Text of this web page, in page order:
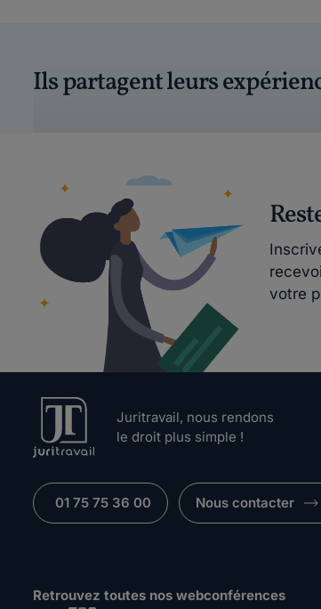
Ils partagent leurs
votre
Juritravail, nous rendons
le droit plus simple !
01 75 75 36 00 Nous contacter
Retrouvez toutes nos webconférences